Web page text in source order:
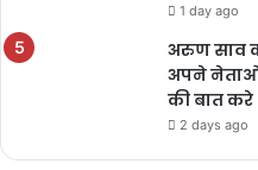
1 day ago
अरुण साव
अपने नेताओं
की बात करे
2 days ago